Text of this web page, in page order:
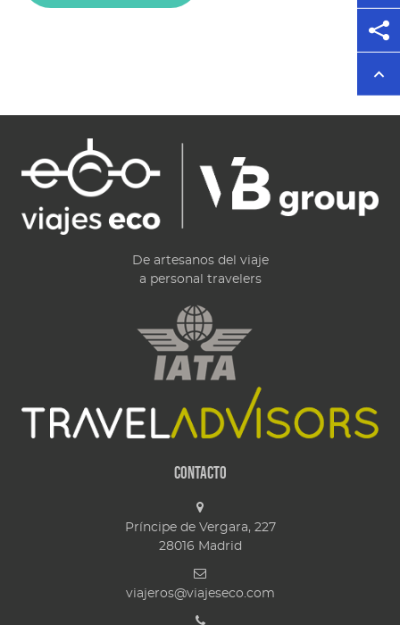
De artesanos del viaje
a personal travelers
Contacto
Príncipe de Vergara, 227
28016 Madrid
viajeros@viajeseco.com